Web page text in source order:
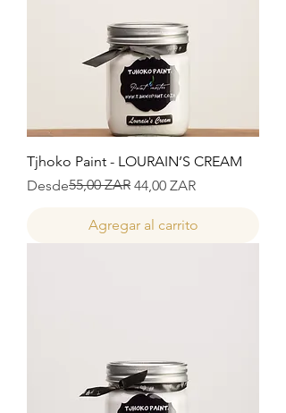
Tjhoko Paint - LOURAIN’S CREAM
Desde
Precio55,00 ZAR 44,00 ZAR
Precio de oferta
Agregar al carrito